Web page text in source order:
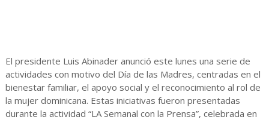
El presidente Luis Abinader anunció este lunes una serie de
actividades con motivo del Día de las Madres, centradas en el
bienestar familiar, el apoyo social y el reconocimiento al rol de
la mujer dominicana. Estas iniciativas fueron presentadas
durante la actividad “LA Semanal con la Prensa”, celebrada en